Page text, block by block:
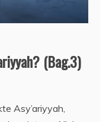
(Bag.3)
Asy’ariyyah,